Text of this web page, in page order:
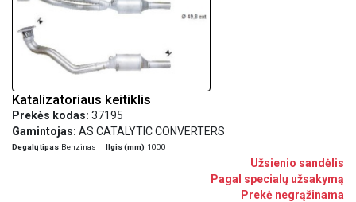
Katalizatoriaus keitiklis
Prekės kodas: 37195
Gamintojas: AS CATALYTIC CONVERTERS
Degalų tipas Benzinas Ilgis (mm) 1000
Užsienio sandėlis
Pagal specialų užsakymą
Prekė negrąžinama